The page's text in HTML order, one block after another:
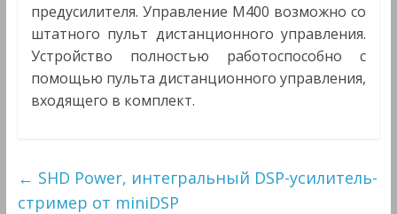
предусилителя. Управление М400 возможно со
штатного пульт дистанционного управления.
Устройство полностью работоспособно с
помощью пульта дистанционного управления,
входящего в комплект.
← SHD Power, интегральный DSP-усилитель-
стример от miniDSP